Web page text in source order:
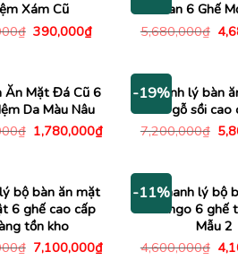
Xám Cũ
₫ Giá
390,000₫Giá
390,000₫.
Xoan 6 Ghế
5,680,000₫ Giá
gốc
Ăn Mặt Đá Cũ 6
Da Màu Nâu
₫ Giá
gốc
1,780,000₫Giá
1,780,000₫.
-19%
Thanh lý bàn
gỗ sồi cao
7,200,000₫ Giá
gốc
bộ bàn ăn mặt
6 ghế cao cấp
tồn kho
₫ Giá
gốc
7,100,000₫Giá
-11%Thanh lý bộ
Mango 6 ghế
Mẫu 2
4,600,000₫ Giá
gốc